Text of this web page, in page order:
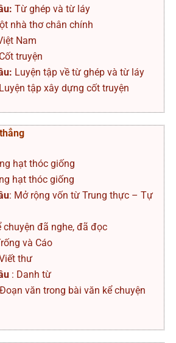
Từ ghép và từ láy
nhà thơ chân chính
Nam
truyện
Luyện tập về từ ghép và từ láy
tập xây dựng cốt truyện
hạt thóc giống
hạt thóc giống
: Mở rộng vốn từ Trung thực – Tự
chuyện đã nghe, đã đọc
và Cáo
thư
: Danh từ
Đoạn văn trong bài văn kể chuyện